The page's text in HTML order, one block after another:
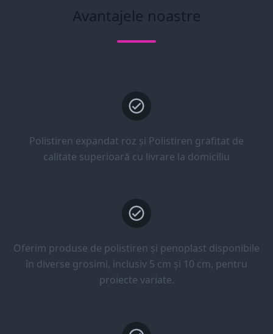
Avantajele noastre
Polistiren expandat roz și Polistiren grafitat de
calitate superioară cu livrare la domiciliu
Oferim produse de polistiren și penoplast disponibile
în diverse grosimi, inclusiv 5 cm și 10 cm, pentru
proiecte variate.